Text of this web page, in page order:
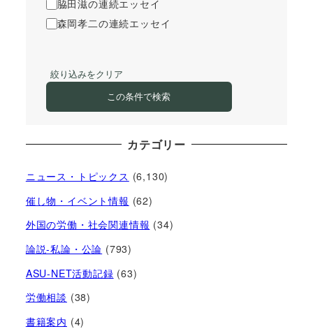
脇田滋の連続エッセイ
森岡孝二の連続エッセイ
絞り込みをクリア
この条件で検索
カテゴリー
ニュース・トピックス (6,130)
催し物・イベント情報 (62)
外国の労働・社会関連情報 (34)
論説-私論・公論 (793)
ASU-NET活動記録 (63)
労働相談 (38)
書籍案内 (4)